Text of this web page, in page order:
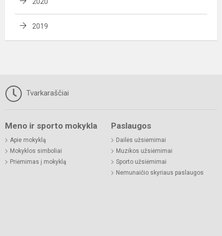
2019
Tvarkaraščiai
Meno ir sporto mokykla
Apie mokyklą
Mokyklos simboliai
Priėmimas į mokyklą
Paslaugos
Dailės užsiėmimai
Muzikos užsiėmimai
Sporto užsiėmimai
Nemunaičio skyriaus paslaugos